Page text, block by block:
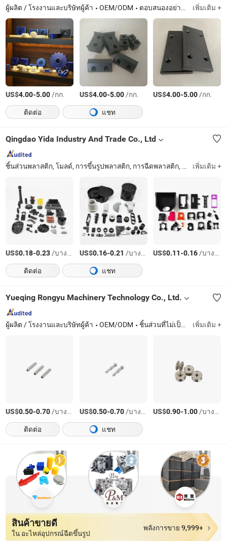
ผู้ผลิต / โรงงานและบริษัทผู้ค้า OEM/ODM ตอบสนองอย่างรวดเร็ว เพิ่มเติม +
US$4.00-5.00/กก. US$4.00-5.00/กก. US$4.00-5.00/กก.
ติดต่อ
แชท
Qingdao Yida Industry And Trade Co., Ltd
ชิ้นส่วนพลาสติก, โมลด์, การขึ้นรูปพลาสติก, การฉีดพลาสติก, การฉีดพลาสติก, ชิ้นส่วนฉีด, ชิ้นส่วนพลาสติกที่กำหนดเอง, ชิ้นส่วนฉีดพลาสติก, ผลิตภัณฑ์พลาสติก เพิ่มเติม +
US$0.18-0.23/บางส่วน US$0.16-0.21 /บางส่วน US$0.11-0.16/บางส่วน
ติดต่อ
แชท
Yueqing Rongyu Machinery Technology Co., Ltd.
ผู้ผลิต / โรงงานและบริษัทผู้ค้า OEM/ODM ชิ้นส่วนที่ไม่เป็นมาตรฐาน เพิ่มเติม +
US$0.50-0.70/บางส่วน US$0.50-0.70/บางส่วน US$0.90-1.00/บางส่วน
ติดต่อ
แชท
สินค้าขายดี
ใน อะไหล่อุปกรณ์ฉีดขึ้นรูป
พลังการขาย 9,999+